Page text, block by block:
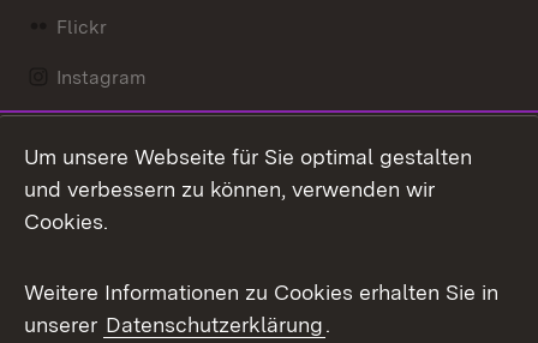
Flickr
Instagram
Mastodon
Messenger
Social Wall
X / Twitter
Um unsere Webseite für Sie optimal gestalten
und verbessern zu können, verwenden wir
Cookies.
Weitere Informationen zu Cookies erhalten Sie in
unserer Datenschutzerklärung.